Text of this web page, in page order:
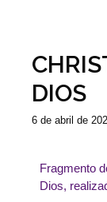
DIOS
6 de abril de
Fragmento
Dios,